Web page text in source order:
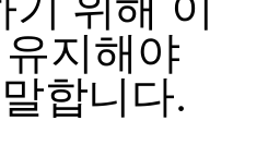
지해야
합니다.